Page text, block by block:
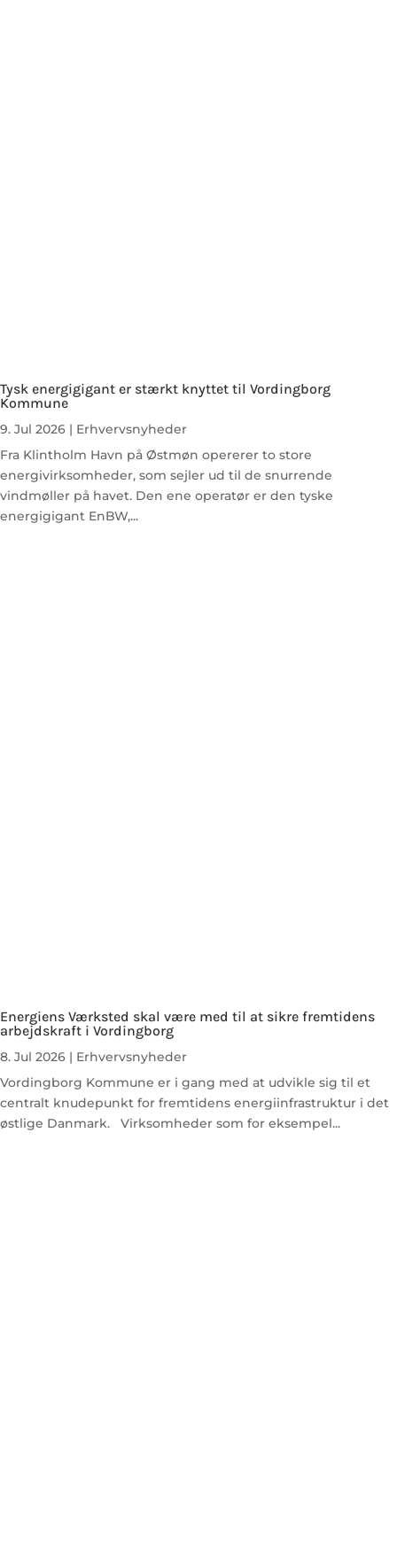
Tysk energigigant er stærkt knyttet til Vordingborg
Kommune
9. Jul 2026 | Erhvervsnyheder
Fra Klintholm Havn på Østmøn opererer to store
energivirksomheder, som sejler ud til de snurrende
vindmøller på havet. Den ene operatør er den tyske
energigigant EnBW,...
Energiens Værksted skal være med til at sikre fremtidens
arbejdskraft i Vordingborg
8. Jul 2026 | Erhvervsnyheder
Vordingborg Kommune er i gang med at udvikle sig til et
centralt knudepunkt for fremtidens energiinfrastruktur i det
østlige Danmark. Virksomheder som for eksempel...